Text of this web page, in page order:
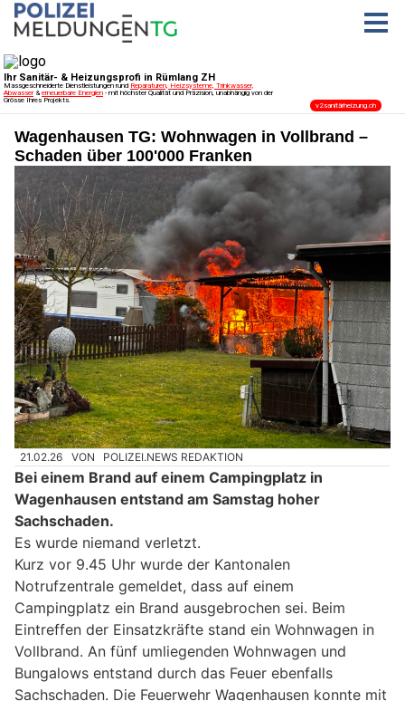
Wagenhausen TG: Wohnwagen in Vollbrand –
Schaden über 100'000 Franken
21.02.26 VON POLIZEI.NEWS REDAKTION
Bei einem Brand auf einem Campingplatz in
Wagenhausen entstand am Samstag hoher
Sachschaden.
Es wurde niemand verletzt.
Kurz vor 9.45 Uhr wurde der Kantonalen
Notrufzentrale gemeldet, dass auf einem
Campingplatz ein Brand ausgebrochen sei. Beim
Eintreffen der Einsatzkräfte stand ein Wohnwagen in
Vollbrand. An fünf umliegenden Wohnwagen und
Bungalows entstand durch das Feuer ebenfalls
Sachschaden. Die Feuerwehr Wagenhausen konnte mit